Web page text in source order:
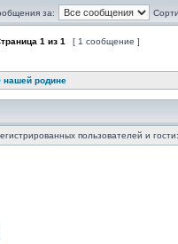
за:
1 из 1 [ 1 сообщение ]
нашей родине
пользователей и